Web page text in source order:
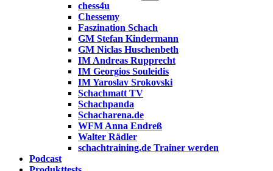
chess4u
Chessemy
Faszination Schach
GM Stefan Kindermann
GM Niclas Huschenbeth
IM Andreas Rupprecht
IM Georgios Souleidis
IM Yaroslav Srokovski
Schachmatt TV
Schachpanda
Schacharena.de
WFM Anna Endreß
Walter Rädler
schachtraining.de Trainer werden
Podcast